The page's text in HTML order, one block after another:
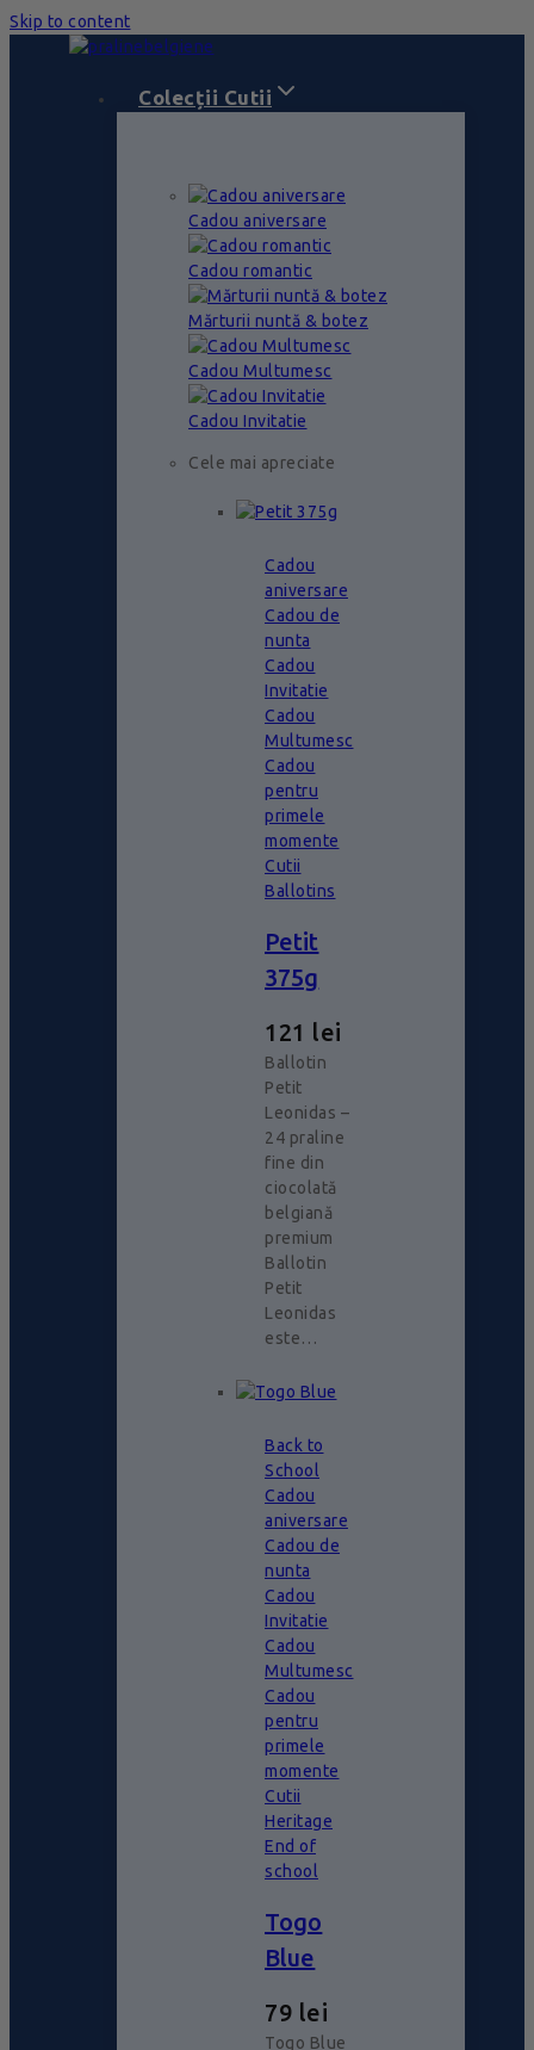
Skip to content
Colecții Cutii
Cadou aniversare
Cadou romantic
Mărturii nuntă & botez
Cadou Multumesc
Cadou Invitatie
Cele mai apreciate
Cadou
aniversare
Cadou de
nunta
Cadou
Invitatie
Cadou
Multumesc
Cadou
pentru
primele
momente
Cutii
Ballotins
Petit
375g
121 lei
Ballotin
Petit
Leonidas –
24 praline
fine din
ciocolată
belgiană
premium
Ballotin
Petit
Leonidas
este…
Back to
School
Cadou
aniversare
Cadou de
nunta
Cadou
Invitatie
Cadou
Multumesc
Cadou
pentru
primele
momente
Cutii
Heritage
End of
school
Togo
Blue
79 lei
Togo Blue